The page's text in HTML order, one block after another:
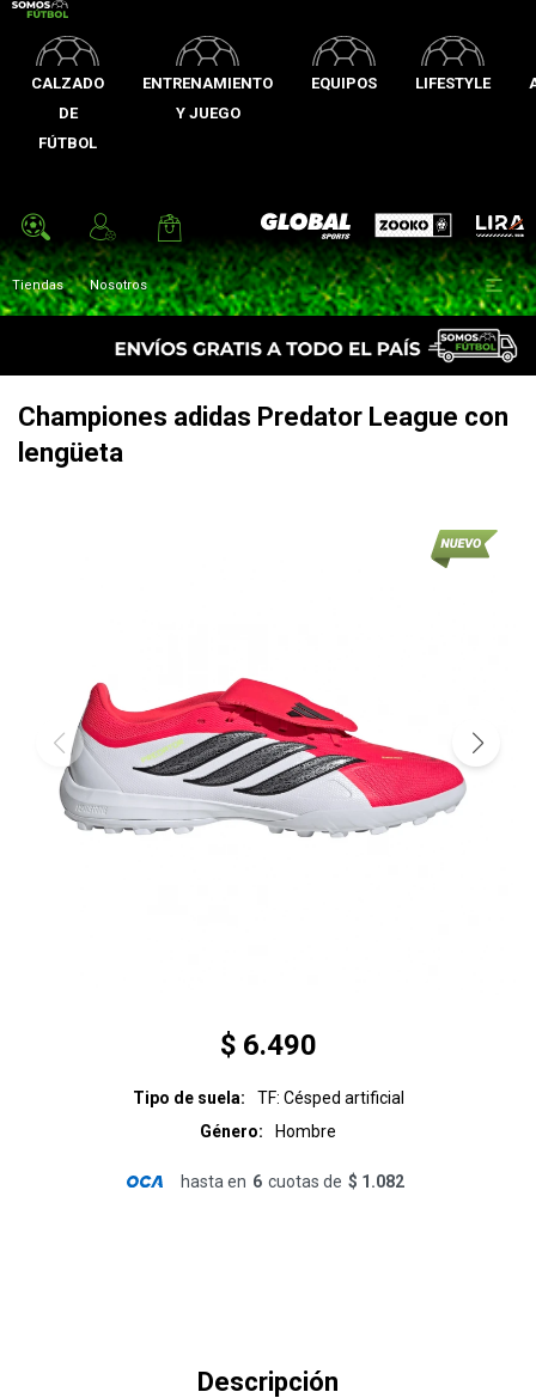
CALZADO
DE
FÚTBOL
ENTRENAMIENTO
Y JUEGO
EQUIPOS LIFESTYLE
Global Sports Zooko Lira
Tiendas Nosotros 
Championes adidas Predator League con
lengüeta
$ 6.490
Tipo de suela
TF: Césped artificial
Género
Hombre
hasta en 6 cuotas de $ 1.082
Descripción